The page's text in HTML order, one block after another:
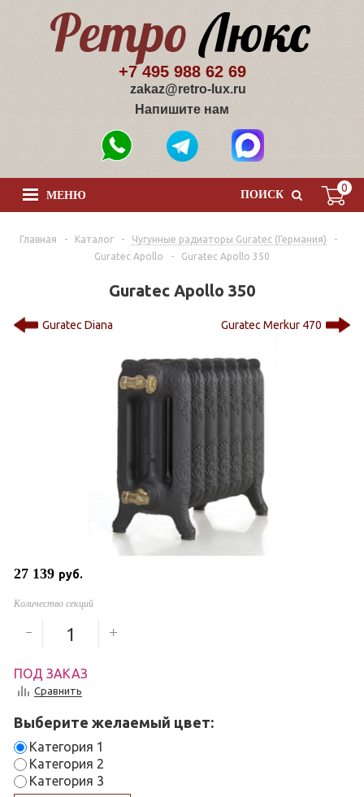
+7 495 988 62 69
zakaz@retro-lux.ru
Напишите нам
0
ПОИСК
МЕНЮ
Главная - Каталог - Чугунные радиаторы Guratec (Германия)
-
Guratec Apollo
- Guratec Apollo 350
Guratec Apollo 350
Guratec Diana Guratec Merkur 470
27 139 руб.
Количество секций
ПОД ЗАКАЗ
Сравнить
Выберите желаемый цвет:
Категория 1
Категория 2
Категория 3